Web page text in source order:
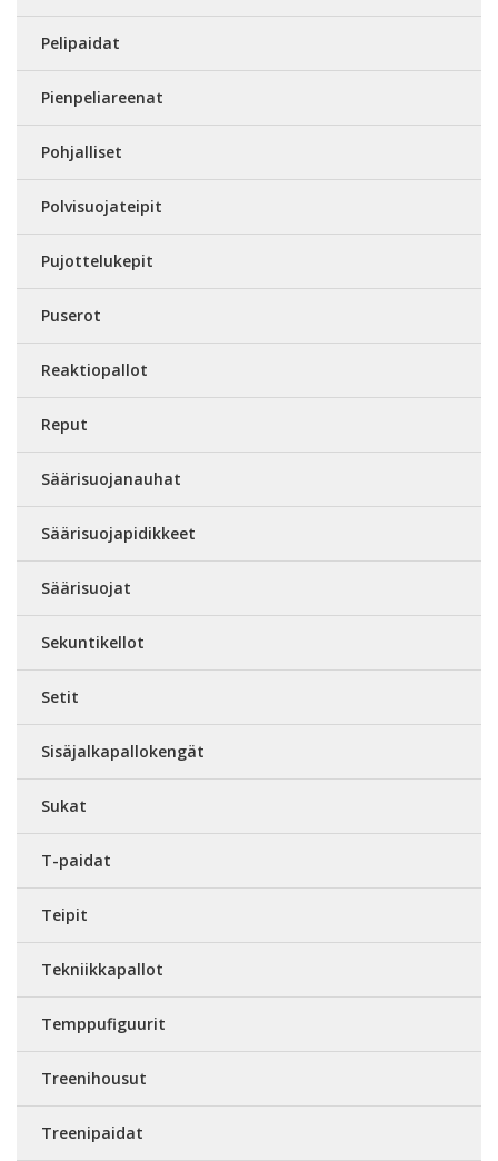
Pelipaidat
Pienpeliareenat
Pohjalliset
Polvisuojateipit
Pujottelukepit
Puserot
Reaktiopallot
Reput
Säärisuojanauhat
Säärisuojapidikkeet
Säärisuojat
Sekuntikellot
Setit
Sisäjalkapallokengät
Sukat
T-paidat
Teipit
Tekniikkapallot
Temppufiguurit
Treenihousut
Treenipaidat